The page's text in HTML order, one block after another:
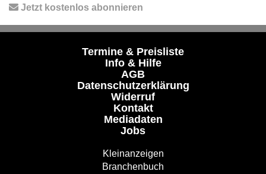
Jetzt kostenlos abonnieren
Termine & Preisliste
Info & Hilfe
AGB
Datenschutzerklärung
Widerruf
Kontakt
Mediadaten
Jobs
Kleinanzeigen
Branchenbuch